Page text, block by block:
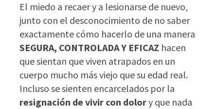
El miedo a recaer y a lesionarse de nuevo,
junto con el desconocimiento de no saber
exactamente cómo hacerlo de una manera
SEGURA, CONTROLADA Y EFICAZ hacen
que sientan que viven atrapados en un
cuerpo mucho más viejo que su edad real.
Incluso se sienten encarcelados por la
resignación de vivir con dolory que nada